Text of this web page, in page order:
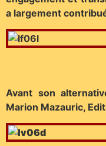
a largement
Avant son
Marion Mazauric,